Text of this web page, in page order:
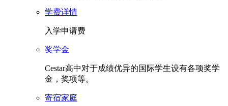
学费详情
入学申请费
奖学金
Cestar高中对于成绩优异的国际学生设有各项奖学
金，奖项等。
寄宿家庭